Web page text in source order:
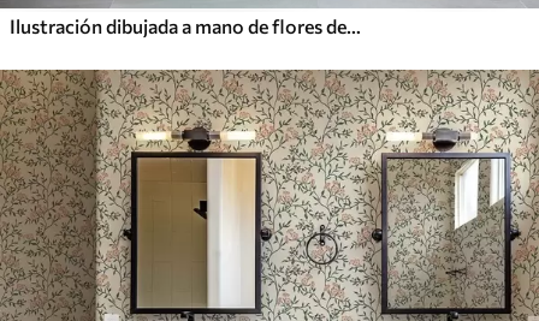
Ilustración dibujada a mano de flores de prado en colores cálidos